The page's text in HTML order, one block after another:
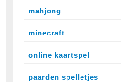
mahjong
minecraft
online kaartspel
paarden spelletjes